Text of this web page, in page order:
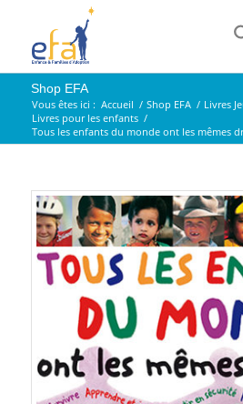
Shop EFA
Vous êtes ici : Accueil / Shop EFA / Livres
Livres pour les enfants /
Tous les enfants du monde ont les mêmes